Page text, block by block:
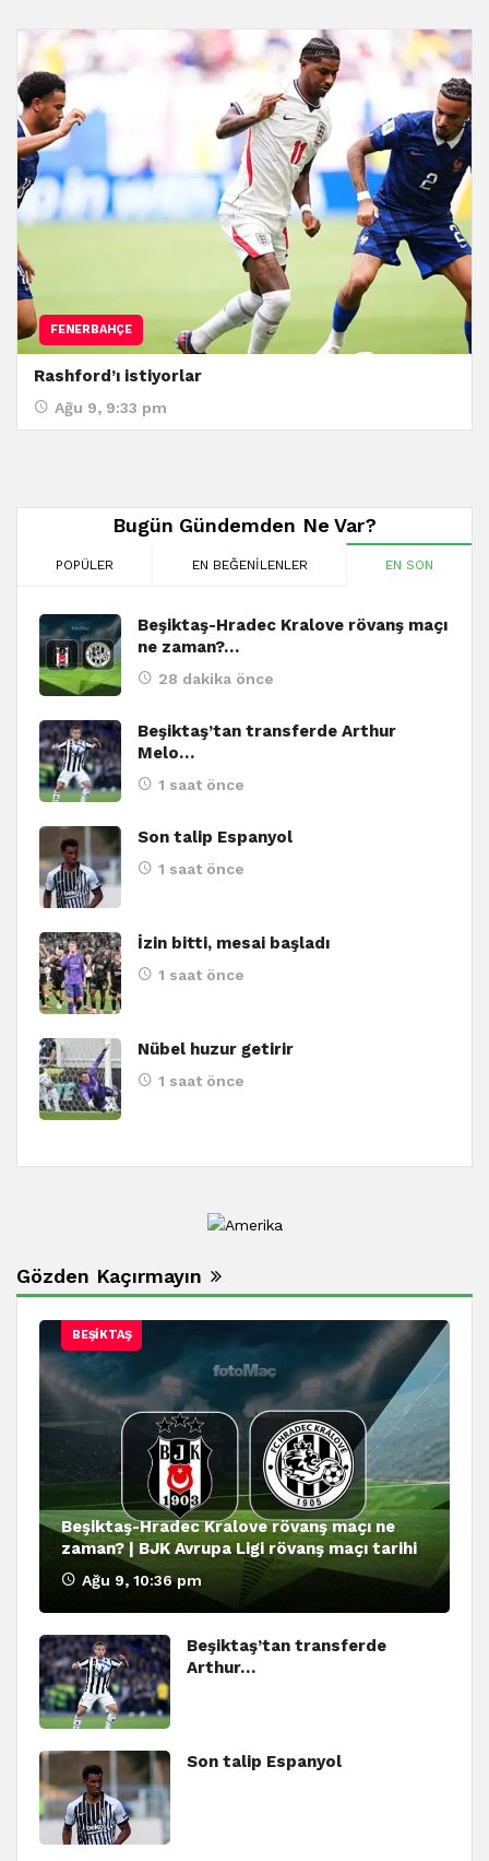
FENERBAHÇE
Rashford’ı istiyorlar
Ağu 9, 9:33 pm
Bugün Gündemden Ne Var?
POPÜLER EN BEĞENILENLER EN SON
Beşiktaş-Hradec Kralove rövanş maçı
ne zaman?…
28 dakika önce
Beşiktaş’tan transferde Arthur
Melo…
1 saat önce
Son talip Espanyol
1 saat önce
İzin bitti, mesai başladı
1 saat önce
Nübel huzur getirir
1 saat önce
Gözden Kaçırmayın
BEŞIKTAŞ
Beşiktaş-Hradec Kralove rövanş maçı ne
zaman? | BJK Avrupa Ligi rövanş maçı tarihi
Ağu 9, 10:36 pm
Beşiktaş’tan transferde
Arthur…
Son talip Espanyol